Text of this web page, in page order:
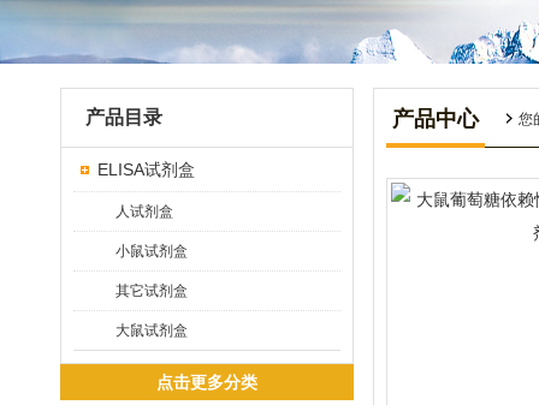
产品目录
ELISA试剂盒
人试剂盒
小鼠试剂盒
其它试剂盒
大鼠试剂盒
点击更多分类
产品中心 您